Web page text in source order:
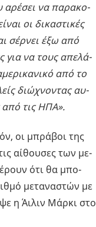
αρέ­σει να πα­ρα­κο­
οι δι­κα­στι­κές
σέρ­νει έξω από
για να τους απε­λά­
από το
διώ­χνο­ντας αυ­
από τις ΗΠΑ».
οι μπρά­βοι της
αί­θου­σες των με­
ότι θα μπο­
με­τα­να­στών με
η Άιλιν Μάρκι στο